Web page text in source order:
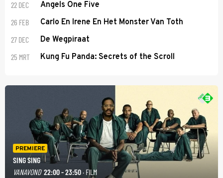
22 DEC Angels One Five
26 FEB Carlo En Irene En Het Monster Van Toth
27 DEC De Wegpiraat
25 MRT Kung Fu Panda: Secrets of the Scroll
PREMIERE
SING SING
VANAVOND 22:00 - 23:50· FILM